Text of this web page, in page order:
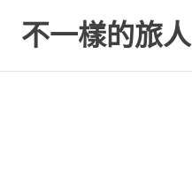
content
不一樣的旅人